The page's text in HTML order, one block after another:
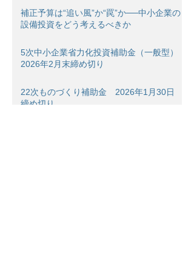
補正予算は“追い風”か“罠”か──中小企業の
設備投資をどう考えるべきか
5次中小企業省力化投資補助金（一般型）
2026年2月末締め切り
22次ものづくり補助金 2026年1月30日
締め切り